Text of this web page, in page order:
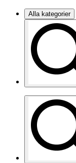
Alla kategorier